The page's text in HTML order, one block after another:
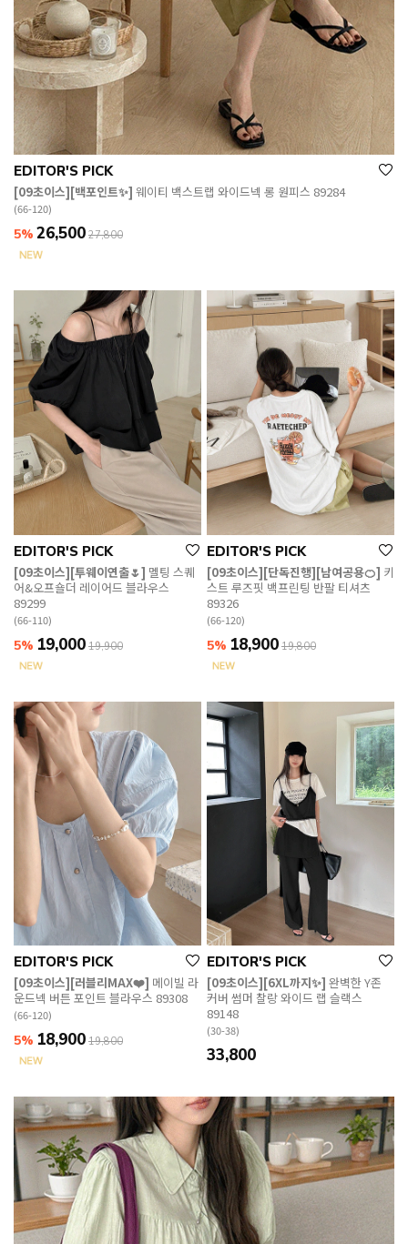
EDITOR'S PICK
[09초이스][백포인트✨] 웨이티 백스트랩 와이드넥 롱 원피스 89284
(66-120)
5% 26,500 27,800
EDITOR'S PICK
[09초이스][투웨이연출🌷] 멜팅 스퀘
어&오프숄더 레이어드 블라우스
89299
(66-110)
5% 19,000 19,900
EDITOR'S PICK
[09초이스][단독진행][남여공용🍊] 키
스트 루즈핏 백프린팅 반팔 티셔츠
89326
(66-120)
5% 18,900 19,800
EDITOR'S PICK
[09초이스][러블리MAX❤️] 메이빌 라
운드넥 버튼 포인트 블라우스 89308
(66-120)
5% 18,900 19,800
EDITOR'S PICK
[09초이스][6XL까지✨] 완벽한 Y존
커버 썸머 찰랑 와이드 랩 슬랙스
89148
(30-38)
33,800